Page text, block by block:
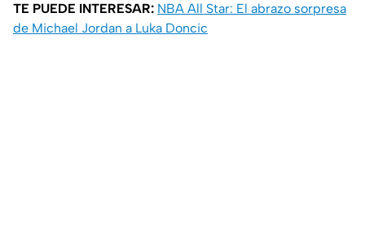
TE PUEDE INTERESAR: NBA All Star: El abrazo sorpresa
de Michael Jordan a Luka Doncic